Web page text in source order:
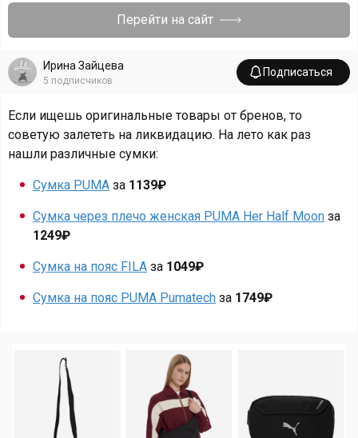
Перейти на сайт
Ирина Зайцева
5 подписчиков
Подписаться
Если ищешь оригинальные товары от бренов, то
советую залететь на ликвидацию. На лето как раз
нашли различные сумки:
Сумка PUMA за 1139₽
Сумка через плечо женская PUMA Her Half Moon за
1249₽
Сумка на пояс FILA за 1049₽
Сумка на пояс PUMA Pumatech за 1749₽